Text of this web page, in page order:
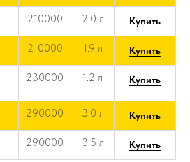
210000 2.0 л Купить
210000 1.9 л Купить
230000 1.2 л Купить
290000 3.0 л Купить
290000 3.5 л Купить